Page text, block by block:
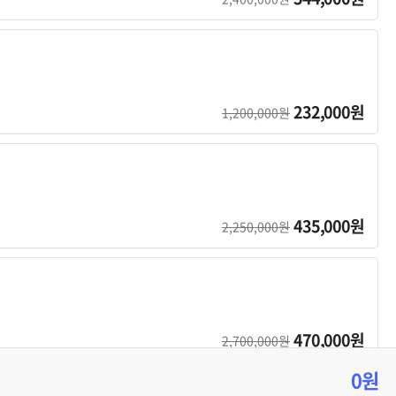
0원
1,200,000원 232,000원
2,250,000원 435,000원
2,700,000원 470,000원